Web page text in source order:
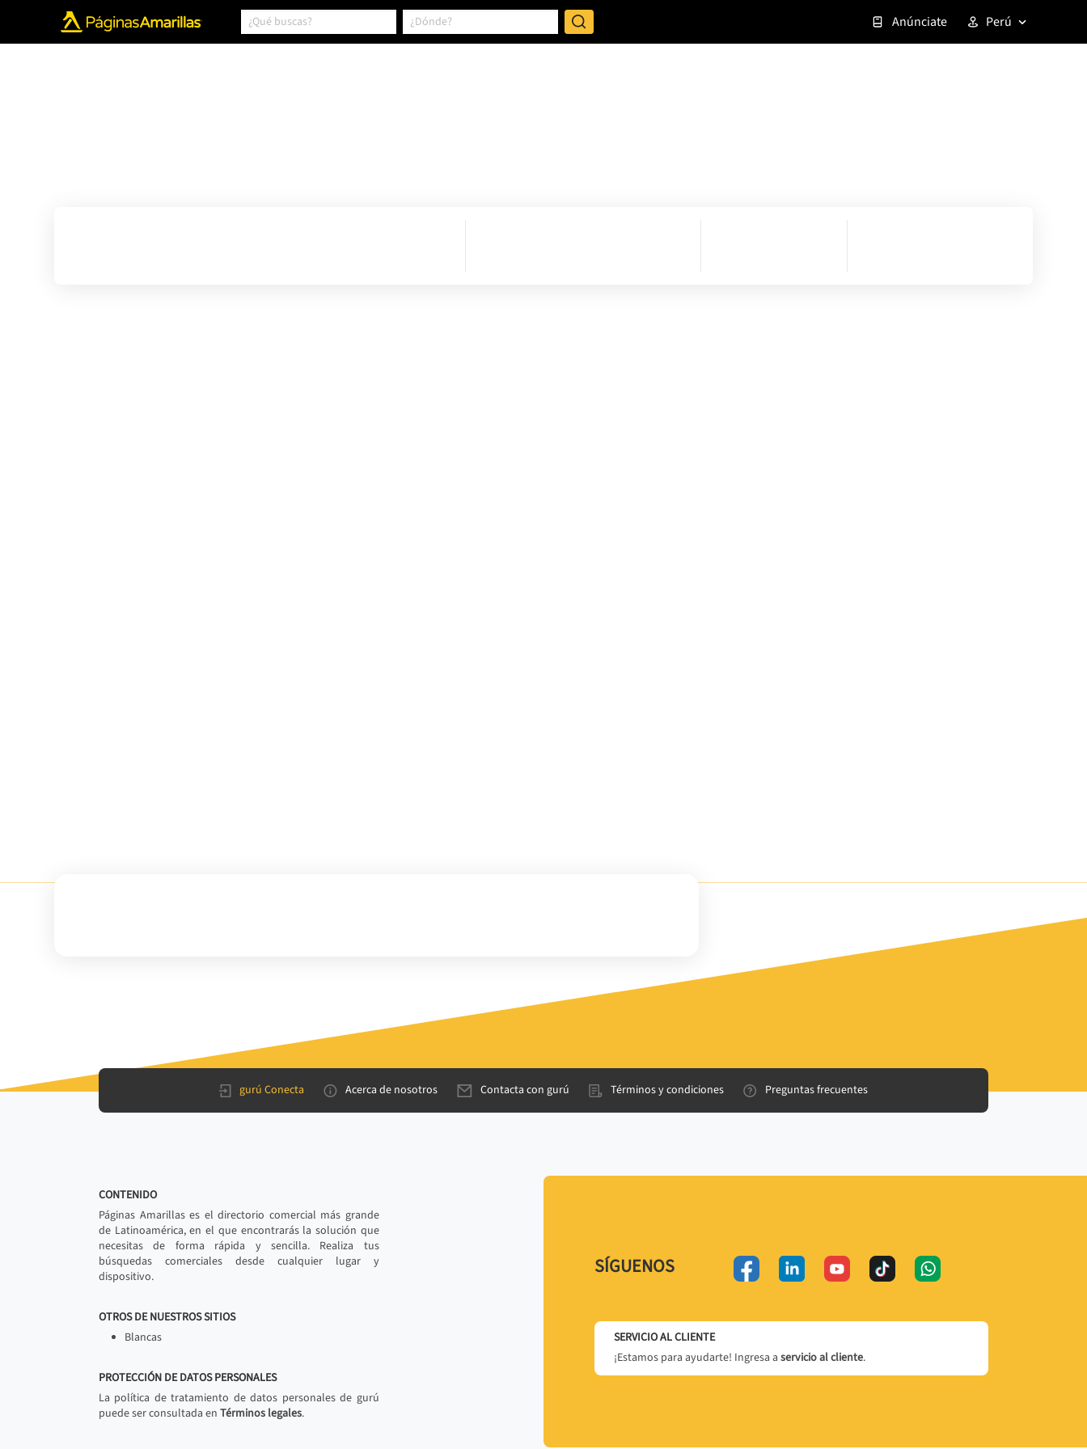
Anúnciate Perú
gurú Conecta Acerca de nosotros Contacta con gurú Términos y condiciones Preguntas frecuentes
CONTENIDO
Páginas Amarillas es el directorio comercial más grande
de Latinoamérica, en el que encontrarás la solución que
necesitas de forma rápida y sencilla. Realiza tus
búsquedas comerciales desde cualquier lugar y
dispositivo.
OTROS DE NUESTROS SITIOS
Blancas
PROTECCIÓN DE DATOS PERSONALES
La política de tratamiento de datos personales de gurú
puede ser consultada en Términos legales.
SÍGUENOS
SERVICIO AL CLIENTE
¡Estamos para ayudarte! Ingresa a servicio al cliente.